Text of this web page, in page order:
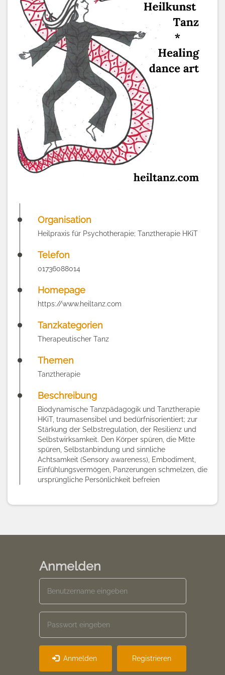
Organisation
Heilpraxis für Psychotherapie; Tanztherapie HKiT
Telefon
01736088014
Homepage
https://www.heiltanz.com
Tanzkategorien
Therapeutischer Tanz
Themen
Tanztherapie
Beschreibung
Biodynamische Tanzpädagogik und Tanztherapie
HKiT, traumasensibel und bedürfnisorientiert; zur
Stärkung der Selbstregulation, der Resilienz und
Selbstwirksamkeit. Den Körper spüren, die Mitte
spüren, Selbstanbindung und sinnliche
Achtsamkeit (Sensory awareness), Embodiment,
Einfühlungsvermögen, Panzerungen schmelzen, die
ursprüngliche Persönlichkeit befreien
Anmelden
Anmelden Registrieren